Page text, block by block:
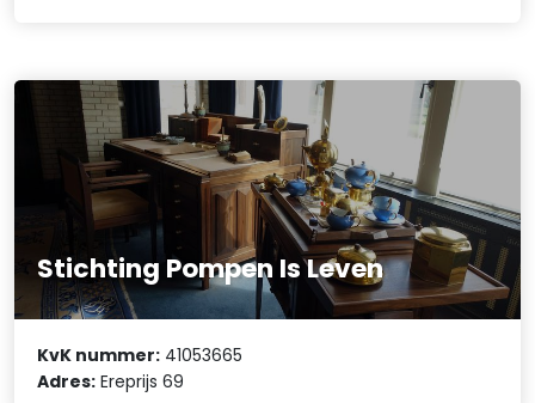
Stichting Pompen Is Leven
KvK nummer: 41053665
Adres: Ereprijs 69